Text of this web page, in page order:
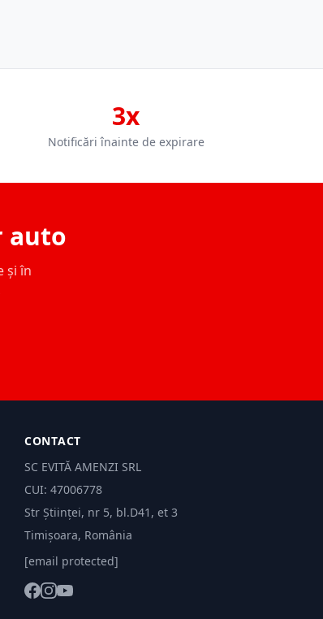
3x
Notificări înainte de expirare
auto
și în
CONTACT
SC EVITĂ AMENZI SRL
CUI: 47006778
Str Științei, nr 5, bl.D41, et 3
Timișoara, România
[email protected]